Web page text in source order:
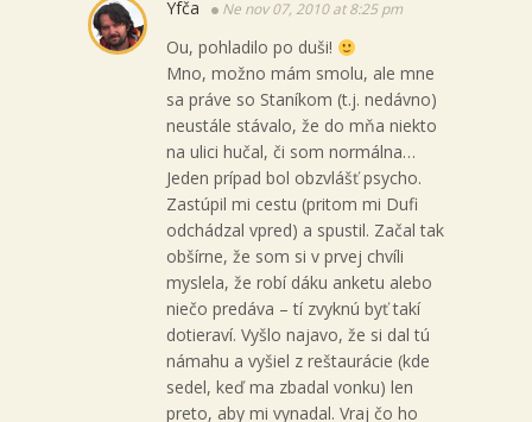
Yfča Ne nov 07, 2010 at 8:25 pm
Ou, pohladilo po duši!
Mno, možno mám smolu, ale mne
sa práve so Staníkom (t.j. nedávno)
neustále stávalo, že do mňa niekto
na ulici hučal, či som normálna…
Jeden prípad bol obzvlášť psycho.
Zastúpil mi cestu (pritom mi Dufi
odchádzal vpred) a spustil. Začal tak
obšírne, že som si v prvej chvíli
myslela, že robí dáku anketu alebo
niečo predáva – tí zvyknú byť takí
dotieraví. Vyšlo najavo, že si dal tú
námahu a vyšiel z reštaurácie (kde
sedel, keď ma zbadal vonku) len
preto, aby mi vynadal. Vraj čo ho